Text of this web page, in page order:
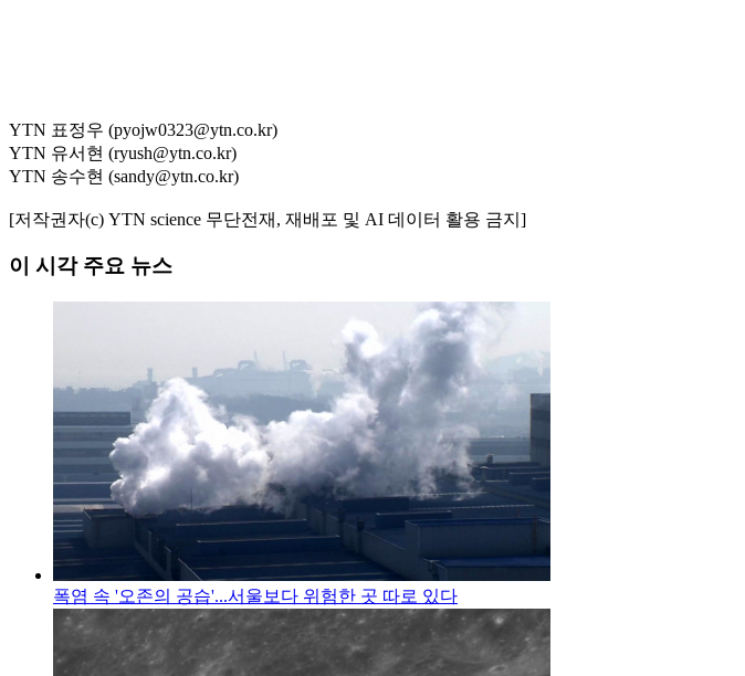
YTN 표정우 (pyojw0323@ytn.co.kr)
YTN 유서현 (ryush@ytn.co.kr)
YTN 송수현 (sandy@ytn.co.kr)
[저작권자(c) YTN science 무단전재, 재배포 및 AI 데이터 활용 금지]
이 시각 주요 뉴스
폭염 속 '오존의 공습'...서울보다 위험한 곳 따로 있다